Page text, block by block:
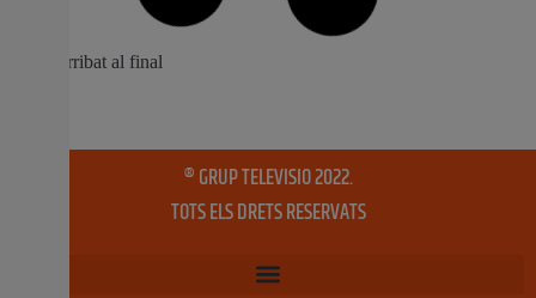
La Conselleria d’Educació, Investigació, Cultura i Esport
celebra el 3 i el 4 d’octubre la primera de les jornades del
empresarial valencià. Es tracta de crear un